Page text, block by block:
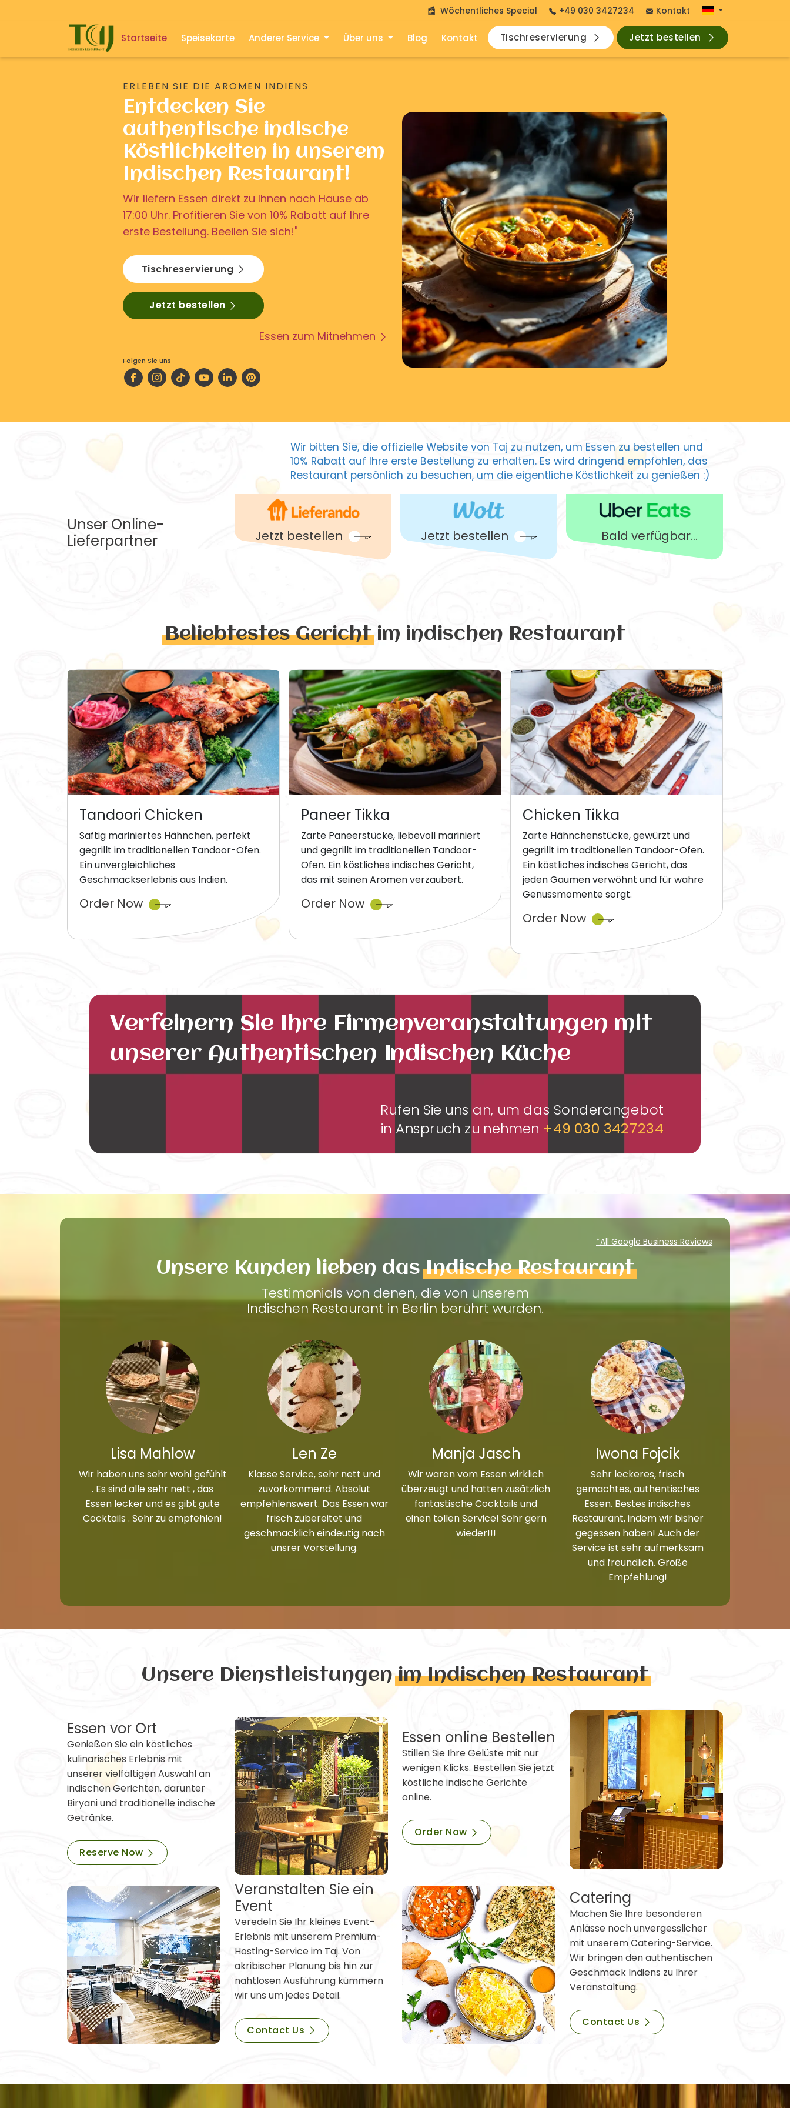
Wöchentliches Special +49 030 3427234 Kontakt
Startseite Speisekarte Anderer Service Über uns Blog Kontakt Tischreservierung Jetzt bestellen
ERLEBEN SIE DIE AROMEN INDIENS
Entdecken Sie
authentische indische
Köstlichkeiten in unserem
Indischen Restaurant!
Wir liefern Essen direkt zu Ihnen nach Hause ab
17:00 Uhr. Profitieren Sie von 10% Rabatt auf Ihre
erste Bestellung. Beeilen Sie sich!"
Tischreservierung
Jetzt bestellen
Essen zum Mitnehmen
Folgen Sie uns
Wir bitten Sie, die offizielle Website von Taj zu nutzen, um Essen zu bestellen und
10% Rabatt auf Ihre erste Bestellung zu erhalten. Es wird dringend empfohlen, das
Restaurant persönlich zu besuchen, um die eigentliche Köstlichkeit zu genießen :)
Unser Online-
Lieferpartner
Jetzt bestellen Jetzt bestellen Bald verfügbar...
Beliebtestes Gerichtim indischen Restaurant
Tandoori Chicken
Saftig mariniertes Hähnchen, perfekt
gegrillt im traditionellen Tandoor-Ofen.
Ein unvergleichliches
Geschmackserlebnis aus Indien.
Order Now
Paneer Tikka
Zarte Paneerstücke, liebevoll mariniert
und gegrillt im traditionellen Tandoor-
Ofen. Ein köstliches indisches Gericht,
das mit seinen Aromen verzaubert.
Order Now
Chicken Tikka
Zarte Hähnchenstücke, gewürzt und
gegrillt im traditionellen Tandoor-Ofen.
Ein köstliches indisches Gericht, das
jeden Gaumen verwöhnt und für wahre
Genussmomente sorgt.
Order Now
Verfeinern Sie Ihre Firmenveranstaltungen mit
unserer Authentischen Indischen Küche
Rufen Sie uns an, um das Sonderangebot
in Anspruch zu nehmen +49 030 3427234
*All Google Business Reviews
Unsere Kunden lieben dasIndische Restaurant
Testimonials von denen, die von unserem
Indischen Restaurant in Berlin berührt wurden.
Lisa Mahlow
Wir haben uns sehr wohl gefühlt
. Es sind alle sehr nett , das
Essen lecker und es gibt gute
Cocktails . Sehr zu empfehlen!
Len Ze
Klasse Service, sehr nett und
zuvorkommend. Absolut
empfehlenswert. Das Essen war
frisch zubereitet und
geschmacklich eindeutig nach
unsrer Vorstellung.
Manja Jasch
Wir waren vom Essen wirklich
überzeugt und hatten zusätzlich
fantastische Cocktails und
einen tollen Service! Sehr gern
wieder!!!
Iwona Fojcik
Sehr leckeres, frisch
gemachtes, authentisches
Essen. Bestes indisches
Restaurant, indem wir bisher
gegessen haben! Auch der
Service ist sehr aufmerksam
und freundlich. Große
Empfehlung!
Unsere Dienstleistungenim Indischen Restaurant
Essen vor Ort
Genießen Sie ein köstliches
kulinarisches Erlebnis mit
unserer vielfältigen Auswahl an
indischen Gerichten, darunter
Biryani und traditionelle indische
Getränke.
Reserve Now
Essen online Bestellen
Stillen Sie Ihre Gelüste mit nur
wenigen Klicks. Bestellen Sie jetzt
köstliche indische Gerichte
online.
Order Now
Veranstalten Sie ein
Event
Veredeln Sie Ihr kleines Event-
Erlebnis mit unserem Premium-
Hosting-Service im Taj. Von
akribischer Planung bis hin zur
nahtlosen Ausführung kümmern
wir uns um jedes Detail.
Contact Us
Catering
Machen Sie Ihre besonderen
Anlässe noch unvergesslicher
mit unserem Catering-Service.
Wir bringen den authentischen
Geschmack Indiens zu Ihrer
Veranstaltung.
Contact Us